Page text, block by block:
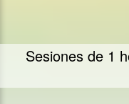
Sesiones de 1